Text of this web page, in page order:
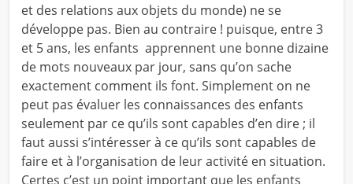
et des relations aux objets du monde) ne se
développe pas. Bien au contraire ! puisque, entre 3
et 5 ans, les enfants apprennent une bonne dizaine
de mots nouveaux par jour, sans qu’on sache
exactement comment ils font. Simplement on ne
peut pas évaluer les connaissances des enfants
seulement par ce qu’ils sont capables d’en dire ; il
faut aussi s’intéresser à ce qu’ils sont capables de
faire et à l’organisation de leur activité en situation.
Certes c’est un point important que les enfants